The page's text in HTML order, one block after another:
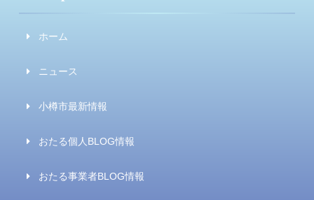
ホーム
ニュース
小樽市最新情報
おたる個人BLOG情報
おたる事業者BLOG情報